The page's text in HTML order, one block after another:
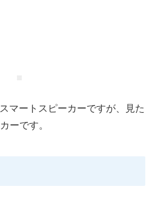
マートスピーカーですが、見た
ーです。